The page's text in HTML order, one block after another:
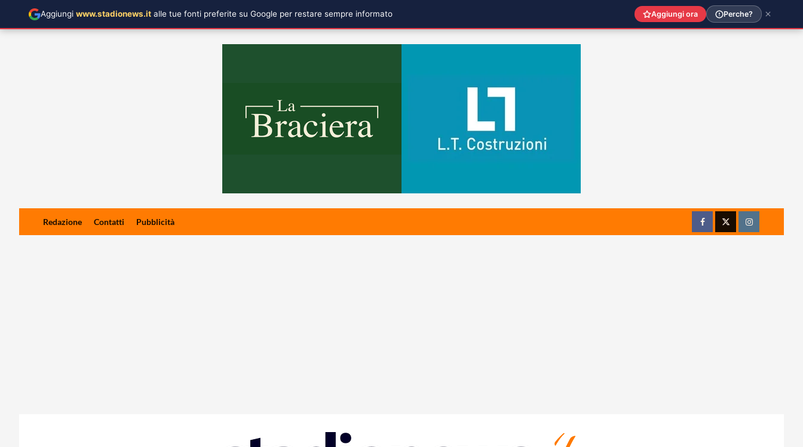
Redazione Contatti Pubblicità
FacebookTwitterInstagram
Aggiungi www.stadionews.it alle tue fonti preferite su Google per restare sempre informato Aggiungi ora Perche?